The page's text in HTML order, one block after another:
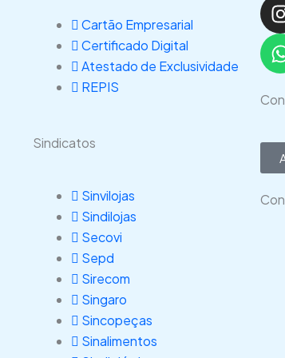
Cartão Empresarial
Certificado Digital
Atestado de Exclusividade
REPIS
Sindicatos
Sinvilojas
Sindilojas
Secovi
Sepd
Sirecom
Singaro
Sincopeças
Sinalimentos
a
s